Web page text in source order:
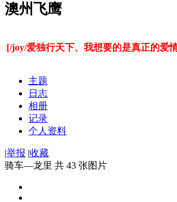
澳州飞鹰
[/joy/爱独行天下、我想要的是真正的爱
主题
日志
相册
记录
个人资料
|举报 |收藏
骑车—龙里 共 43 张图片